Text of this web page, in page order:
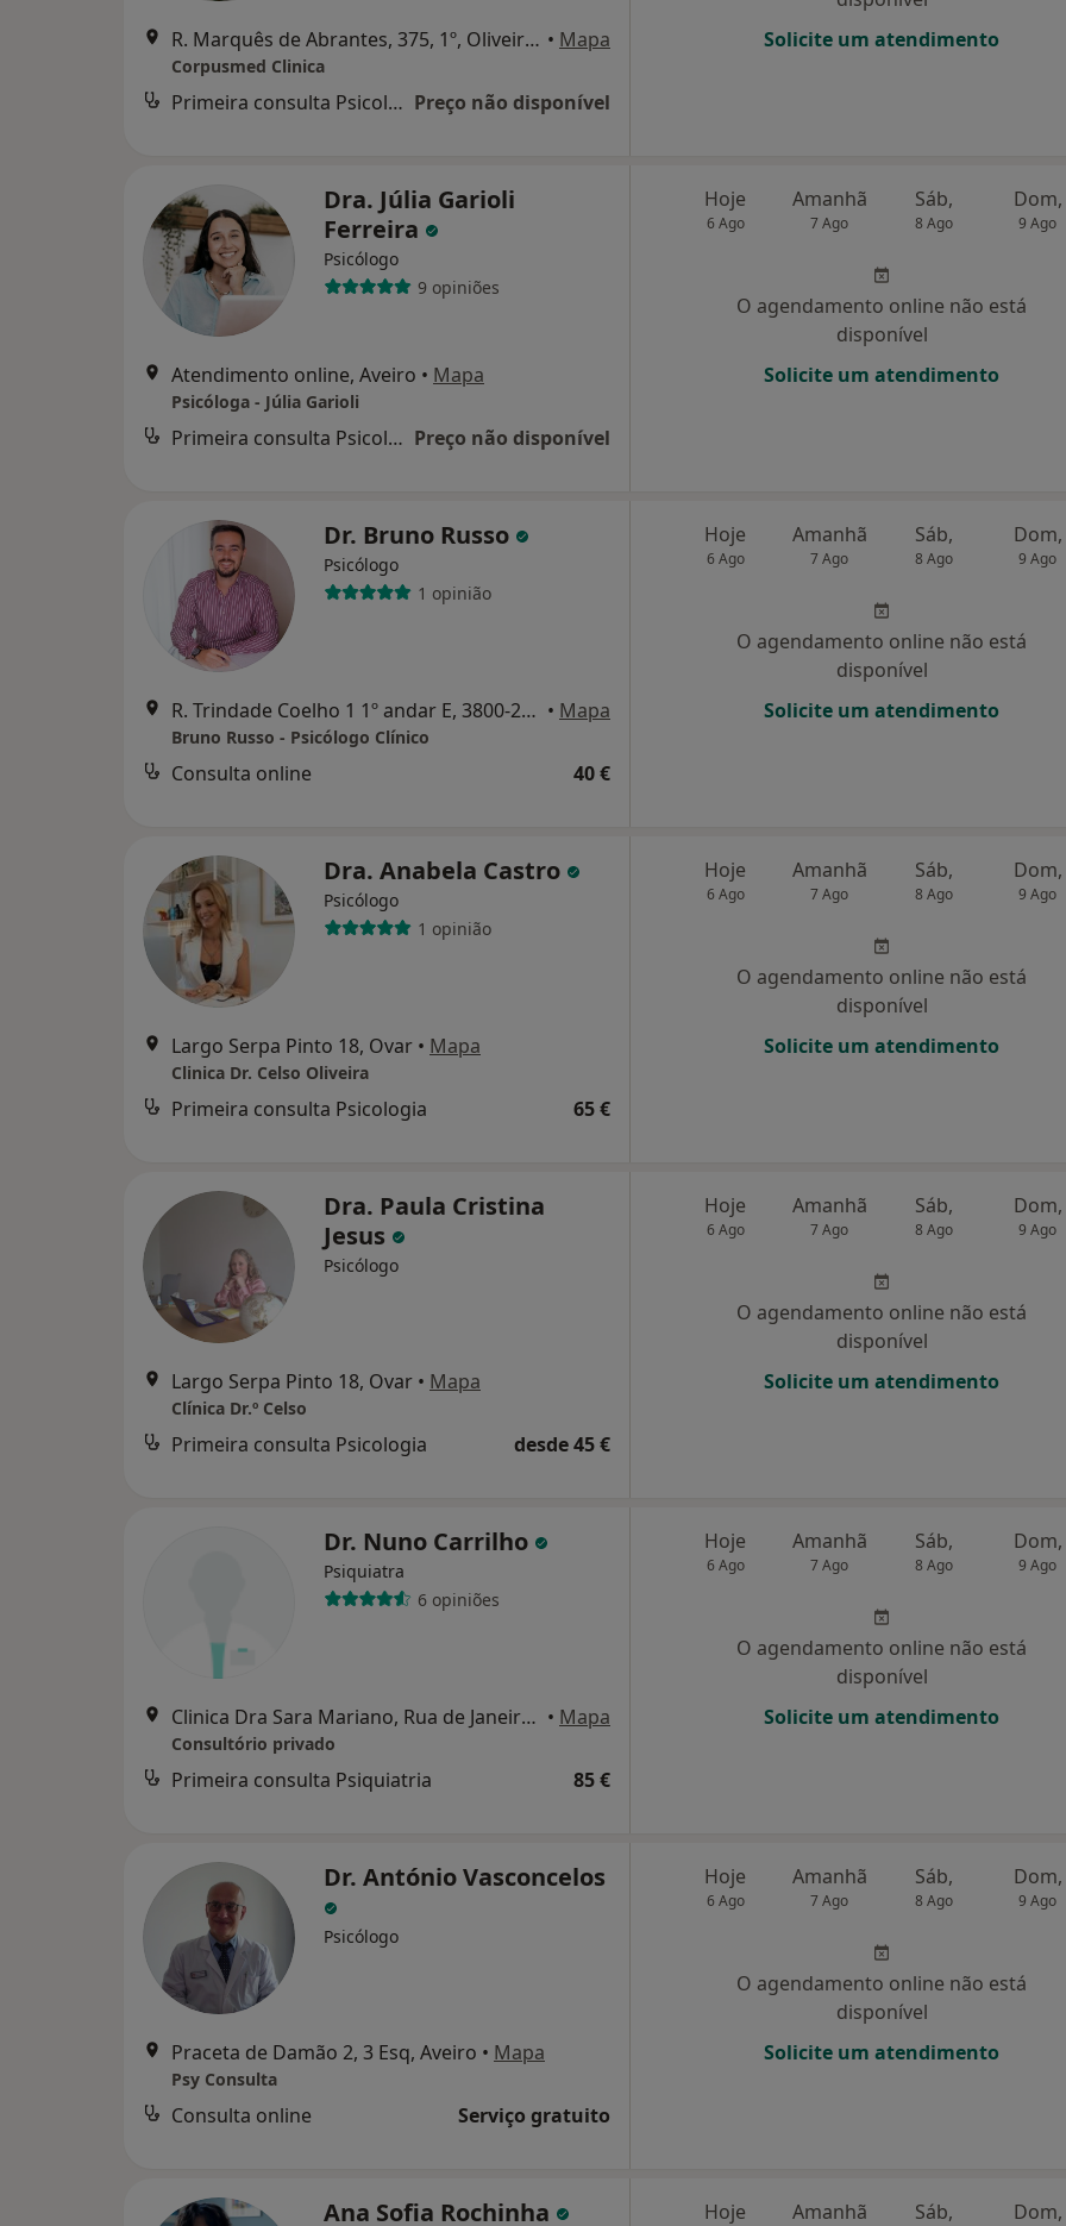
R. Marquês de Abrantes, 375, 1º, Oliveira de Azeméis • Mapa
Corpusmed Clinica
Primeira consulta Psicologia Preço não disponível
Solicite um atendimento
Dra. Júlia Garioli
Ferreira
Psicólogo
9 opiniões
Atendimento online, Aveiro • Mapa
Psicóloga - Júlia Garioli
Primeira consulta Psicologia Preço não disponível
Hoje
6 Ago
Amanhã
7 Ago
Sáb,
8 Ago
Dom,
9 Ago
O agendamento online não está
disponível
Solicite um atendimento
Dr. Bruno Russo
Psicólogo
1 opinião
R. Trindade Coelho 1 1º andar E, 3800-243 Aveiro, Aveiro • Mapa
Bruno Russo - Psicólogo Clínico
Consulta online 40 €
Hoje
6 Ago
Amanhã
7 Ago
Sáb,
8 Ago
Dom,
9 Ago
O agendamento online não está
disponível
Solicite um atendimento
Dra. Anabela Castro
Psicólogo
1 opinião
Largo Serpa Pinto 18, Ovar • Mapa
Clinica Dr. Celso Oliveira
Primeira consulta Psicologia 65 €
Hoje
6 Ago
Amanhã
7 Ago
Sáb,
8 Ago
Dom,
9 Ago
O agendamento online não está
disponível
Solicite um atendimento
Dra. Paula Cristina
Jesus
Psicólogo
Largo Serpa Pinto 18, Ovar • Mapa
Clínica Dr.º Celso
Primeira consulta Psicologia desde 45 €
Hoje
6 Ago
Amanhã
7 Ago
Sáb,
8 Ago
Dom,
9 Ago
O agendamento online não está
disponível
Solicite um atendimento
Dr. Nuno Carrilho
Psiquiatra
6 opiniões
Clinica Dra Sara Mariano, Rua de Janeiro, Aveiro • Mapa
Consultório privado
Primeira consulta Psiquiatria 85 €
Hoje
6 Ago
Amanhã
7 Ago
Sáb,
8 Ago
Dom,
9 Ago
O agendamento online não está
disponível
Solicite um atendimento
Dr. António Vasconcelos
Psicólogo
Praceta de Damão 2, 3 Esq, Aveiro • Mapa
Psy Consulta
Consulta online Serviço gratuito
Hoje
6 Ago
Amanhã
7 Ago
Sáb,
8 Ago
Dom,
9 Ago
O agendamento online não está
disponível
Solicite um atendimento
Ana Sofia Rochinha Hoje Amanhã Sáb, Dom,